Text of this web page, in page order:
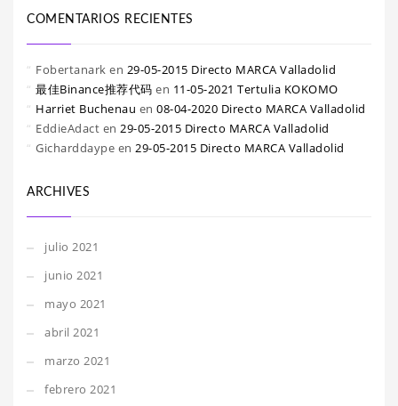
COMENTARIOS RECIENTES
Fobertanark en 29-05-2015 Directo MARCA Valladolid
最佳Binance推荐代码 en 11-05-2021 Tertulia KOKOMO
Harriet Buchenau en 08-04-2020 Directo MARCA Valladolid
EddieAdact en 29-05-2015 Directo MARCA Valladolid
Gicharddaype en 29-05-2015 Directo MARCA Valladolid
ARCHIVES
julio 2021
junio 2021
mayo 2021
abril 2021
marzo 2021
febrero 2021